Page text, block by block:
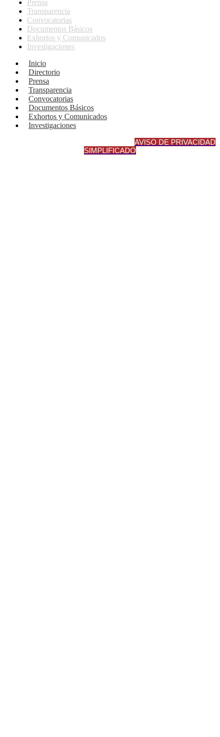
Prensa
Transparencia
Convocatorias
Documentos Básicos
Exhortos y Comunicados
Investigaciones
Inicio
Directorio
Prensa
Transparencia
Convocatorias
Documentos Básicos
Exhortos y Comunicados
Investigaciones
AVISO DE PRIVACIDAD
SIMPLIFICADO